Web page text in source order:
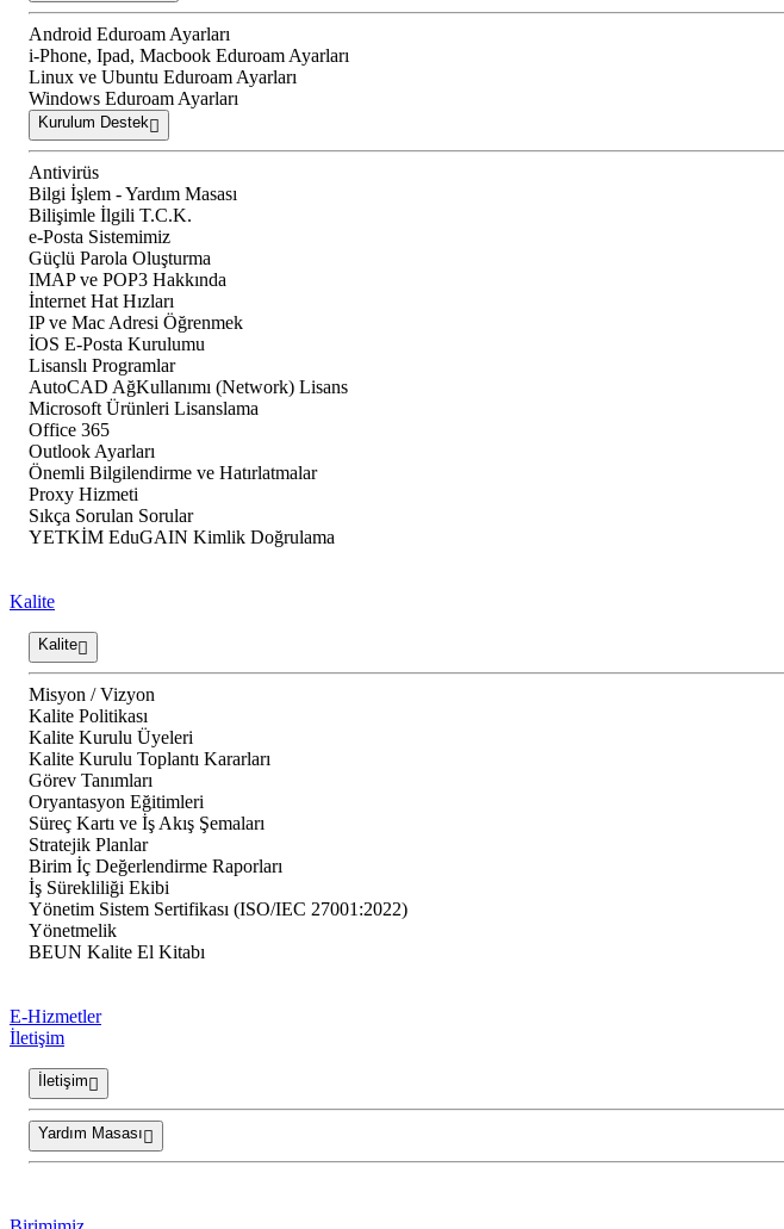
Android Eduroam Ayarları
i-Phone, Ipad, Macbook Eduroam Ayarları
Linux ve Ubuntu Eduroam Ayarları
Windows Eduroam Ayarları
Kurulum Destek
Antivirüs
Bilgi İşlem - Yardım Masası
Bilişimle İlgili T.C.K.
e-Posta Sistemimiz
Güçlü Parola Oluşturma
IMAP ve POP3 Hakkında
İnternet Hat Hızları
IP ve Mac Adresi Öğrenmek
İOS E-Posta Kurulumu
Lisanslı Programlar
AutoCAD AğKullanımı (Network) Lisans
Microsoft Ürünleri Lisanslama
Office 365
Outlook Ayarları
Önemli Bilgilendirme ve Hatırlatmalar
Proxy Hizmeti
Sıkça Sorulan Sorular
YETKİM EduGAIN Kimlik Doğrulama
Kalite
Kalite
Misyon / Vizyon
Kalite Politikası
Kalite Kurulu Üyeleri
Kalite Kurulu Toplantı Kararları
Görev Tanımları
Oryantasyon Eğitimleri
Süreç Kartı ve İş Akış Şemaları
Stratejik Planlar
Birim İç Değerlendirme Raporları
İş Sürekliliği Ekibi
Yönetim Sistem Sertifikası (ISO/IEC 27001:2022)
Yönetmelik
BEUN Kalite El Kitabı
E-Hizmetler
İletişim
İletişim
Yardım Masası